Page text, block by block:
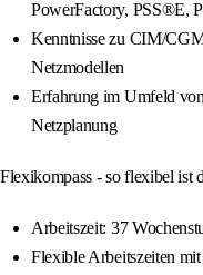
PowerFactory, PSS®E,
Kenntnisse zu CIM/
Netzmodellen
Erfahrung im Umfeld
Netzplanung
Flexikompass - so flexibel ist
Arbeitszeit: 37
Flexible Arbeitszeiten